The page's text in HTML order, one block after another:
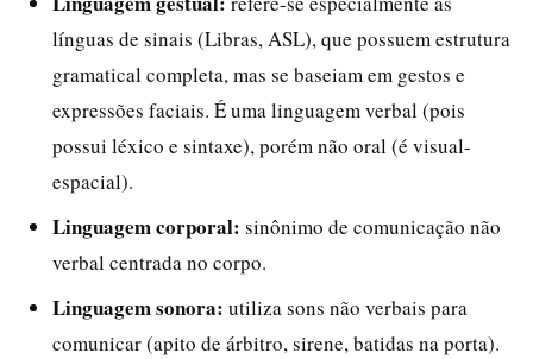
línguas de sinais (Libras, ASL), que possuem estrutura
gramatical completa, mas se baseiam em gestos e
expressões faciais. É uma linguagem verbal (pois
possui léxico e sintaxe), porém não oral (é visual-
espacial).
Linguagem corporal: sinônimo de comunicação não
verbal centrada no corpo.
Linguagem sonora: utiliza sons não verbais para
comunicar (apito de árbitro, sirene, batidas na porta).